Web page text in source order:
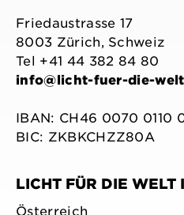
Friedaustrasse 17
8003 Zürich, Schweiz
Tel +41 44 382 84 80
info@licht-fuer-die-
IBAN: CH46 0070 0110
BIC: ZKBKCHZZ80A
LICHT FÜR DIE WELT
Österreich